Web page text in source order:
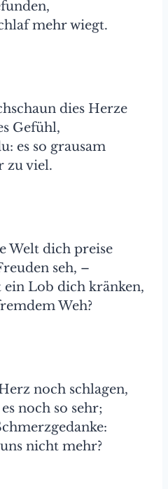
mehr wiegt.
dies Herze
Gefühl,
es so grausam
zu viel.
Welt dich preise
seh, –
ein Lob dich kränken,
Weh?
noch schlagen,
noch so sehr;
nicht mehr?